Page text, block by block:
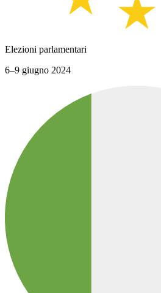
Elezioni parlamentari
6–9 giugno 2024